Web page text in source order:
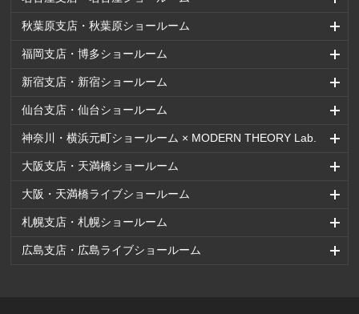
秋葉原支店・秋葉原ショールーム
福岡支店・博多ショールーム
新宿支店・新宿ショールーム
仙台支店・仙台ショールーム
神奈川・横浜元町ショールーム × MODERN THEORY Lab.
大阪支店・天満橋ショールーム
大阪・天満橋ライブショールーム
札幌支店・札幌ショールーム
広島支店・広島ライブショールーム